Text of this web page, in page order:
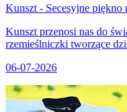
Kunszt - Secesyjne piękno
Kunszt przenosi nas do
rzemieślniczki tworzące
06-07-2026